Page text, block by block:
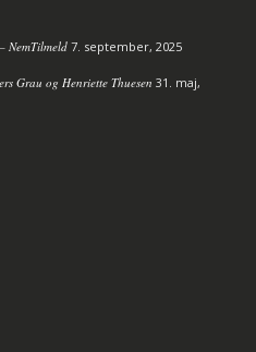
NemTilmeld 7. september, 2025
Grau og Henriette Thuesen 31. maj,